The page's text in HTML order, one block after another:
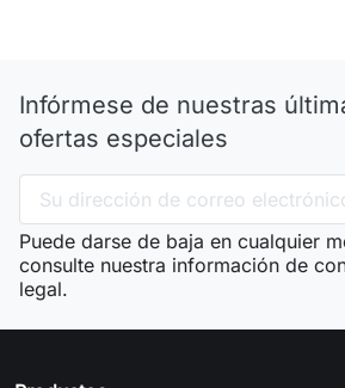
Infórmese de nuestras
ofertas especiales
Puede darse de baja en cualquier
consulte nuestra información de
legal.